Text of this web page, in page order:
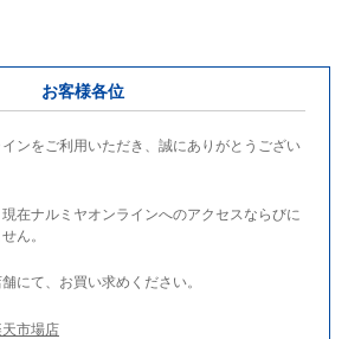
お客様各位
ンをご利用いただき、誠にありがとうござい
在ナルミヤオンラインへのアクセスならびに
ん。
にて、お買い求めください。
市場店